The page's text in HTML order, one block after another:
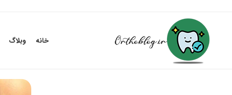
خانه وبلاگ